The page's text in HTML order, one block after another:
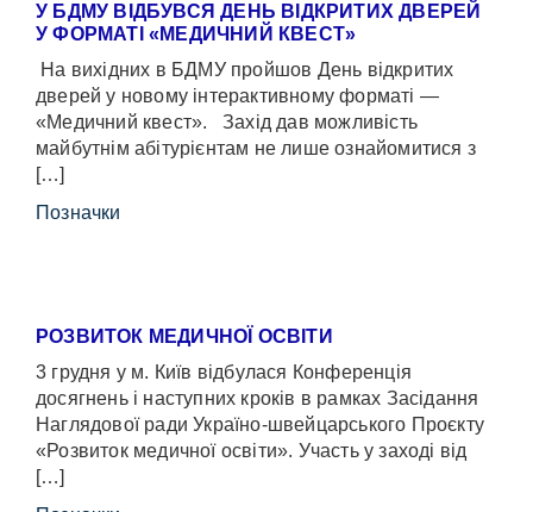
У БДМУ ВІДБУВСЯ ДЕНЬ ВІДКРИТИХ ДВЕРЕЙ
У ФОРМАТІ «МЕДИЧНИЙ КВЕСТ»
На вихідних в БДМУ пройшов День відкритих
дверей у новому інтерактивному форматі —
«Медичний квест». Захід дав можливість
майбутнім абітурієнтам не лише ознайомитися з
[…]
Позначки
РОЗВИТОК МЕДИЧНОЇ ОСВІТИ
3 грудня у м. Київ відбулася Конференція
досягнень і наступних кроків в рамках Засідання
Наглядової ради Україно-швейцарського Проєкту
«Розвиток медичної освіти». Участь у заході від
[…]